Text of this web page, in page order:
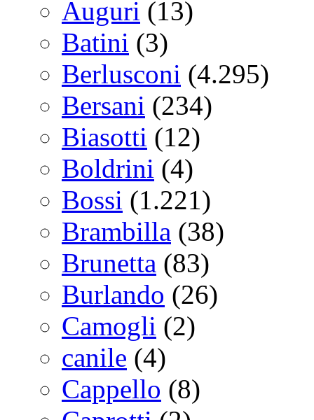
Auguri (13)
Batini (3)
Berlusconi (4.295)
Bersani (234)
Biasotti (12)
Boldrini (4)
Bossi (1.221)
Brambilla (38)
Brunetta (83)
Burlando (26)
Camogli (2)
canile (4)
Cappello (8)